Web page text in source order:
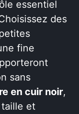
essentiel
des
fine
sans
en cuir noir,
et